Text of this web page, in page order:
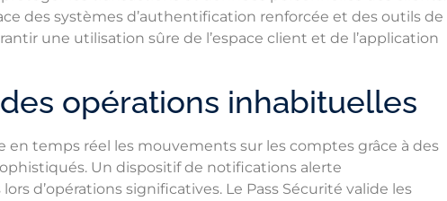
des systèmes d’authentification renforcée et des outils de
une utilisation sûre de l’espace client et de l’application
opérations inhabituelles
en temps réel les mouvements sur les comptes grâce à des
Un dispositif de notifications alerte
d’opérations significatives. Le Pass Sécurité valide les